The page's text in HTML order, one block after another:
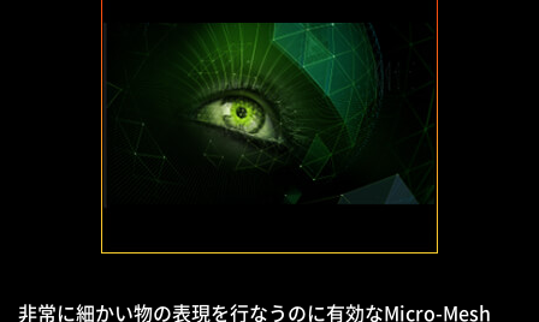
非常に細かい物の表現を行なうのに有効なMicro-Mesh